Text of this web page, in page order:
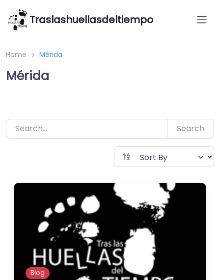
Saltar
contenido
Traslashuellasdeltiempo
Home Mérida
Mérida
Search
Blog